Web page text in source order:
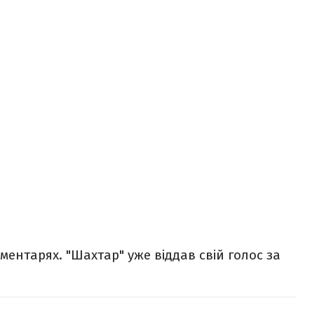
"Шахтар" уже віддав свій голос за